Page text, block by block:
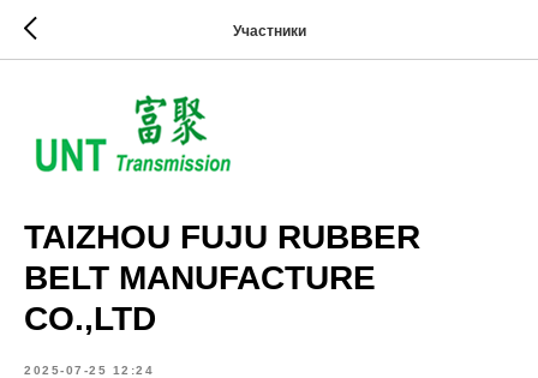
Участники
TAIZHOU FUJU RUBBER
BELT MANUFACTURE
CO.,LTD
2025-07-25 12:24